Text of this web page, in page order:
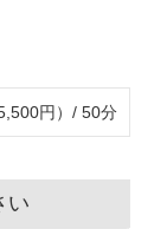
円）/ 50分
い